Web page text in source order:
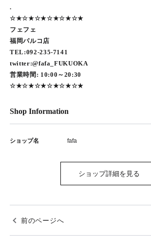
.
☆★☆★☆★☆★☆★☆★
フェフェ
福岡パルコ店
TEL:092-235-7141
twitter:@fafa_FUKUOKA
営業時間: 10:00～20:30
☆★☆★☆★☆★☆★☆★
Shop Information
ショップ名 fafa
ショップ詳細を見る
前のページへ